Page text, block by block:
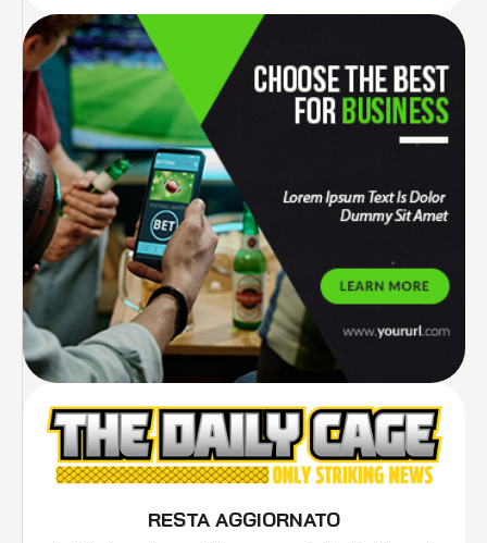
RESTA AGGIORNATO